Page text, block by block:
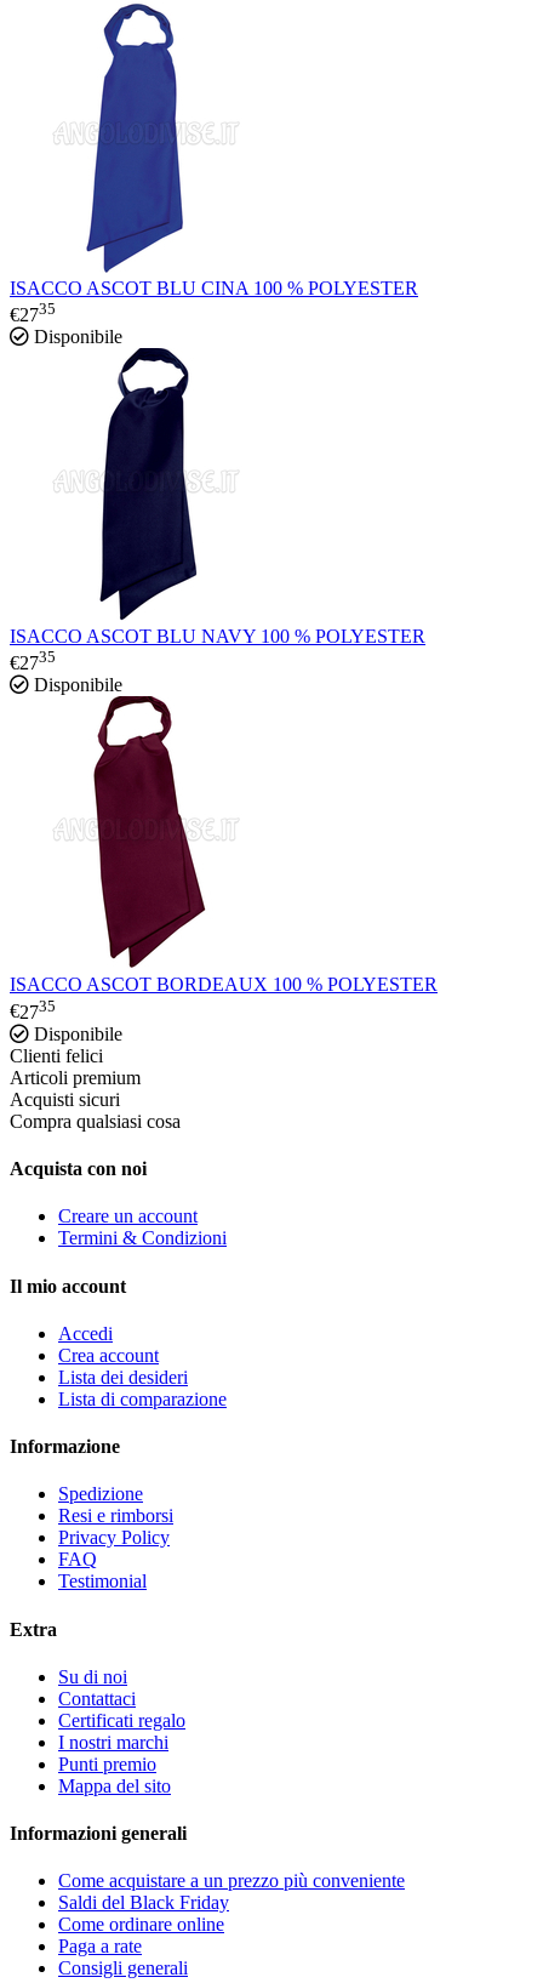
ISACCO ASCOT BLU CINA 100 % POLYESTER
€2735
Disponibile
ISACCO ASCOT BLU NAVY 100 % POLYESTER
€2735
Disponibile
ISACCO ASCOT BORDEAUX 100 % POLYESTER
€2735
Disponibile
Clienti felici
Articoli premium
Acquisti sicuri
Compra qualsiasi cosa
Acquista con noi
Creare un account
Termini & Condizioni
Il mio account
Accedi
Crea account
Lista dei desideri
Lista di comparazione
Informazione
Spedizione
Resi e rimborsi
Privacy Policy
FAQ
Testimonial
Extra
Su di noi
Contattaci
Certificati regalo
I nostri marchi
Punti premio
Mappa del sito
Informazioni generali
Come acquistare a un prezzo più conveniente
Saldi del Black Friday
Come ordinare online
Paga a rate
Consigli generali